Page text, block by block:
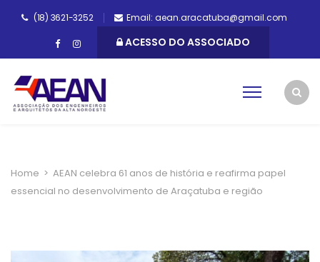
(18) 3621-3252 Email: aean.aracatuba@gmail.com
ACESSO DO ASSOCIADO
Home > AEAN celebra 61 anos de história e reafirma papel
essencial no desenvolvimento de Araçatuba e região